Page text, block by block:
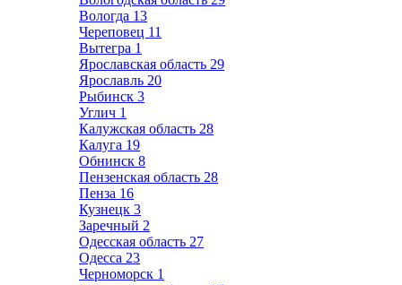
Вологда 13
Череповец 11
Вытегра 1
Ярославская область 29
Ярославль 20
Рыбинск 3
Углич 1
Калужская область 28
Калуга 19
Обнинск 8
Пензенская область 28
Пенза 16
Кузнецк 3
Заречный 2
Одесская область 27
Одесса 23
Черноморск 1